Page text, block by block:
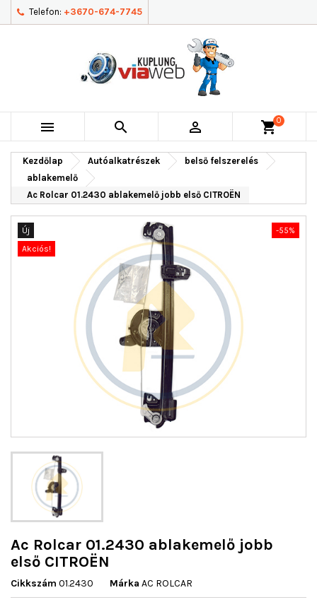
Telefon: +3670-674-7745
   shopping_cart0
Kezdőlap Autóalkatrészek
belső felszerelés
ablakemelő
Ac Rolcar 01.2430 ablakemelő jobb első CITROËN
Új
-55%
Akciós!
Ac Rolcar 01.2430 ablakemelő jobb
első CITROËN
Cikkszám 01.2430 Márka AC ROLCAR